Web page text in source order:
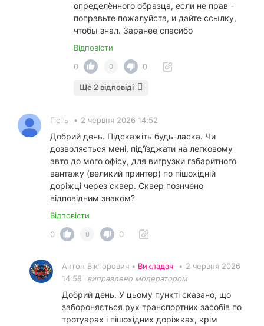
определённого образца, если не прав -
поправьте пожалуйста, и дайте ссылку,
чтобы знал. Заранее спасибо
Відповісти
0
0 0
Ще 2 відповіді
Гість • 2 червня 2026 14:52
Добрий день. Підскажіть будь-ласка. Чи
дозволяється мені, під'їзджати на легковому
авто до мого офісу, для вигрузки габаритного
вантажу (великий принтер) по пішохідній
доріжці через сквер. Сквер познчено
відповідним знаком?
Відповісти
0
0 0
Антон Вікторович • Викладач • 2 червня 2026
14:58
виправлено модератором
Добрий день. У цьому пункті сказано, що
забороняється рух транспортних засобів по
тротуарах і пішохідних доріжках, крім